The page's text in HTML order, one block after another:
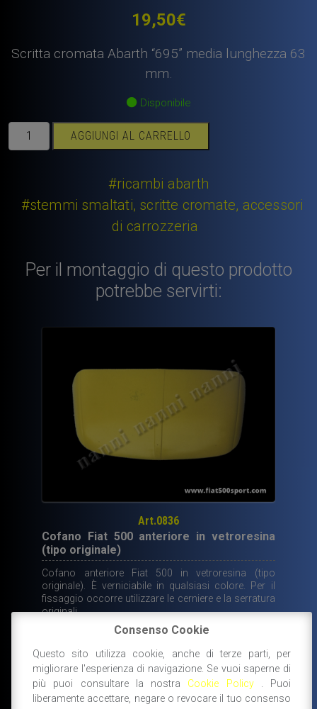
19,50€
Scritta cromata Abarth “695” media lunghezza 63
mm.
Disponibile
Scritta
cromata
media
lunghezza
quantità
AGGIUNGI AL CARRELLO
#ricambi abarth
#stemmi smaltati, scritte cromate, accessori
di carrozzeria
Per il montaggio di questo prodotto
potrebbe servirti:
Art.0836
Cofano Fiat 500 anteriore in vetroresina
(tipo originale)
Cofano anteriore Fiat 500 in vetroresina (tipo
originale). È verniciabile in qualsiasi colore. Per il
fissaggio occorre utilizzare le cerniere e la serratura
originali.
180,00
DISPONIBILE
AGGIUNGI AL CARRELLO
Consenso Cookie
Questo sito utilizza cookie, anche di terze parti, per
migliorare l'esperienza di navigazione. Se vuoi saperne di
più puoi consultare la nostra Cookie Policy
. Puoi
liberamente accettare, negare o revocare il tuo consenso